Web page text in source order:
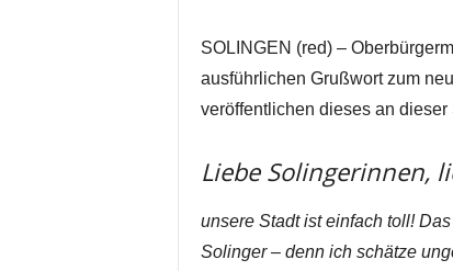
SOLINGEN (red) –
ausführlichen Grußwort zum
veröffentlichen dieses an dieser
Liebe Solingerinnen,
unsere Stadt ist einfach toll!
Solinger – denn ich schätze